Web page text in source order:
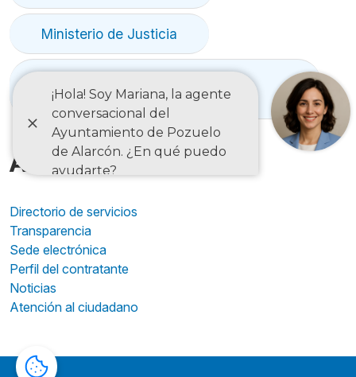
Ministerio de Justicia
numerosas
A un clic
Directorio de servicios
Transparencia
Sede electrónica
Perfil del contratante
Noticias
Atención al ciudadano